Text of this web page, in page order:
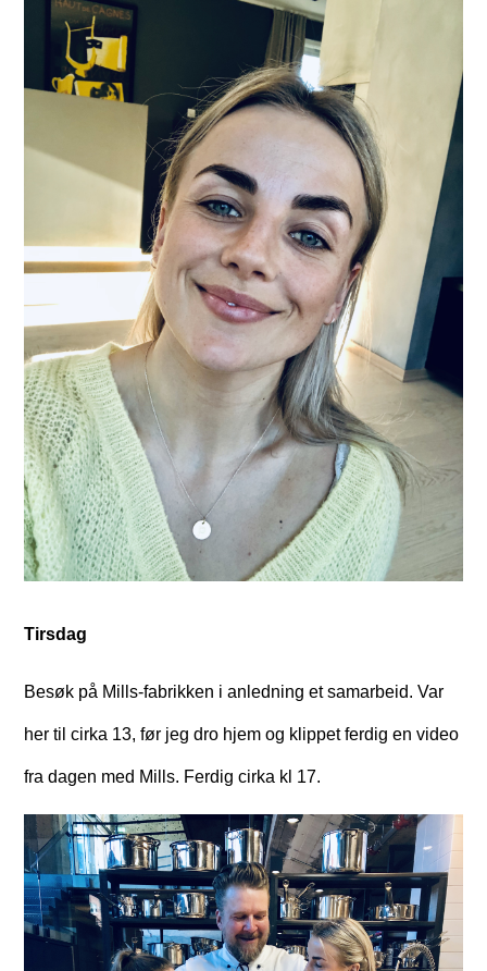
Tirsdag
Besøk på Mills-fabrikken i anledning et samarbeid. Var
her til cirka 13, før jeg dro hjem og klippet ferdig en video
fra dagen med Mills. Ferdig cirka kl 17.